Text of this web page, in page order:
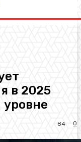
в 2025
0
84